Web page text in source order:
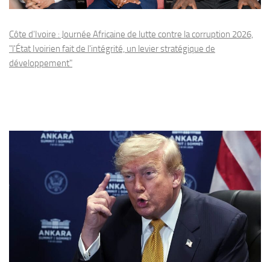
Côte d'Ivoire : Journée Africaine de lutte contre la corruption 2026,
"l'État Ivoirien fait de l'intégrité, un levier stratégique de
développement"